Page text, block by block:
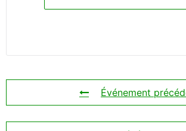
Événement